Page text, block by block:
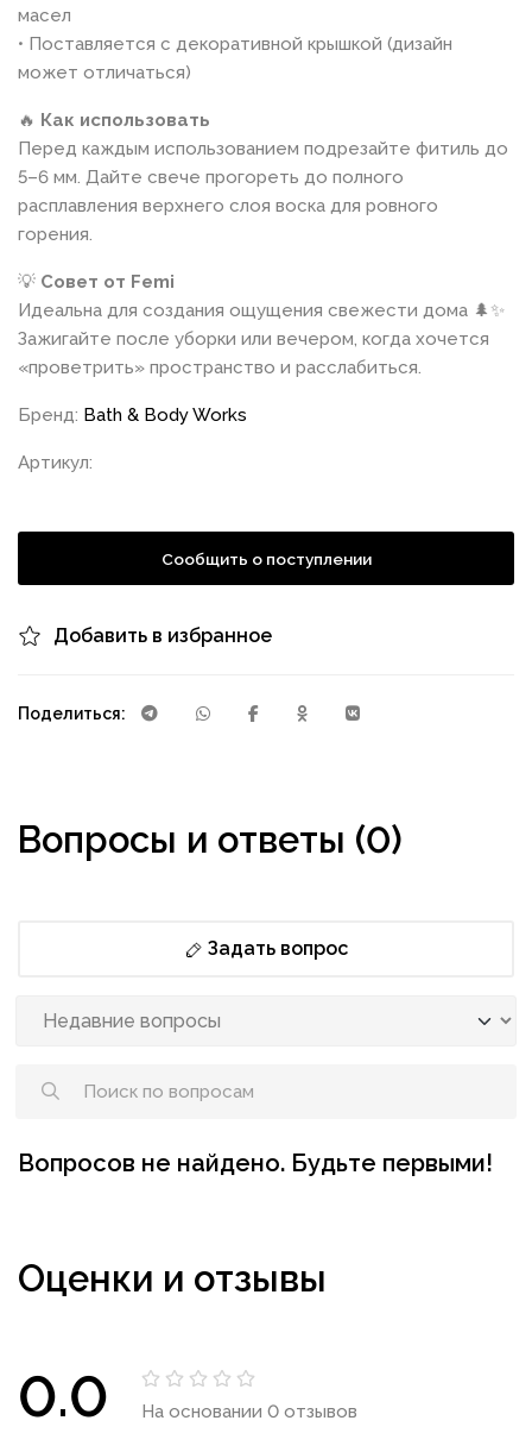
масел
• Поставляется с декоративной крышкой (дизайн
может отличаться)
🔥 Как использовать
Перед каждым использованием подрезайте фитиль до
5–6 мм. Дайте свече прогореть до полного
расплавления верхнего слоя воска для ровного
горения.
💡 Совет от Femi
Идеальна для создания ощущения свежести дома 🌲✨
Зажигайте после уборки или вечером, когда хочется
«проветрить» пространство и расслабиться.
Бренд: Bath & Body Works
Артикул:
Сообщить о поступлении
Добавить в избранное
Поделиться:
Вопросы и ответы (0)
Задать вопрос
Вопросов не найдено. Будьте первыми!
Оценки и отзывы
0.0 На основании 0 отзывов